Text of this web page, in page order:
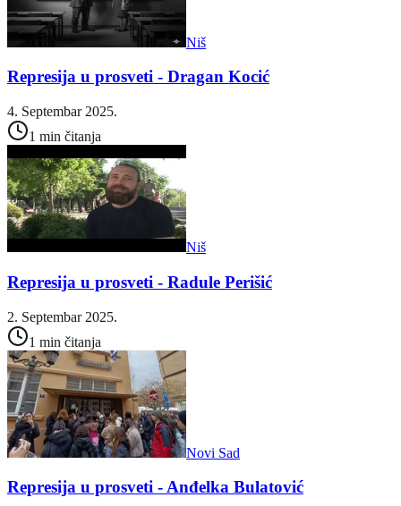
Niš
Represija u prosveti - Dragan Kocić
4. Septembar 2025.
1 min čitanja
Niš
Represija u prosveti - Radule Perišić
2. Septembar 2025.
1 min čitanja
Novi Sad
Represija u prosveti - Anđelka Bulatović